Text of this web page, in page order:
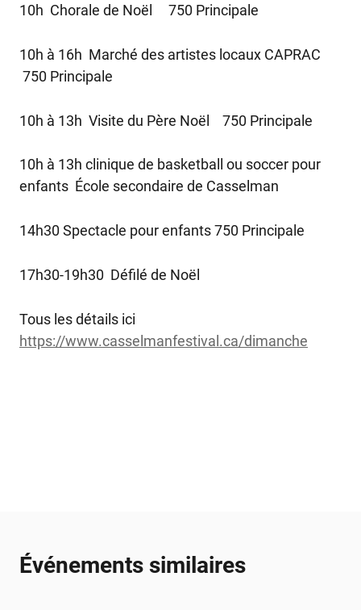
10h Chorale de Noël 750 Principale
10h à 16h Marché des artistes locaux CAPRAC
750 Principale
10h à 13h Visite du Père Noël 750 Principale
10h à 13h clinique de basketball ou soccer pour
enfants École secondaire de Casselman
14h30 Spectacle pour enfants 750 Principale
17h30-19h30 Défilé de Noël
Tous les détails ici
https://www.casselmanfestival.ca/dimanche
Événements similaires